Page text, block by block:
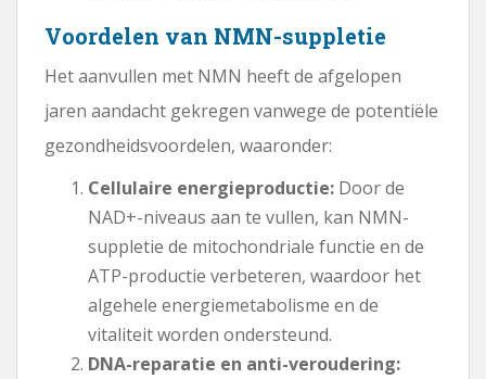
Voordelen van NMN-suppletie
Het aanvullen met NMN heeft de afgelopen
jaren aandacht gekregen vanwege de potentiële
gezondheidsvoordelen, waaronder:
Cellulaire energieproductie: Door de
NAD+-niveaus aan te vullen, kan NMN-
suppletie de mitochondriale functie en de
ATP-productie verbeteren, waardoor het
algehele energiemetabolisme en de
vitaliteit worden ondersteund.
DNA-reparatie en anti-veroudering: